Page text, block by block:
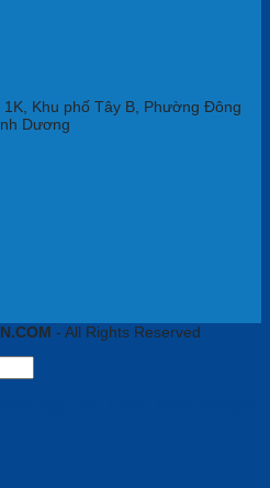
Khu phố Tây B, Phường Đông
Dương
- All Rights Reserved